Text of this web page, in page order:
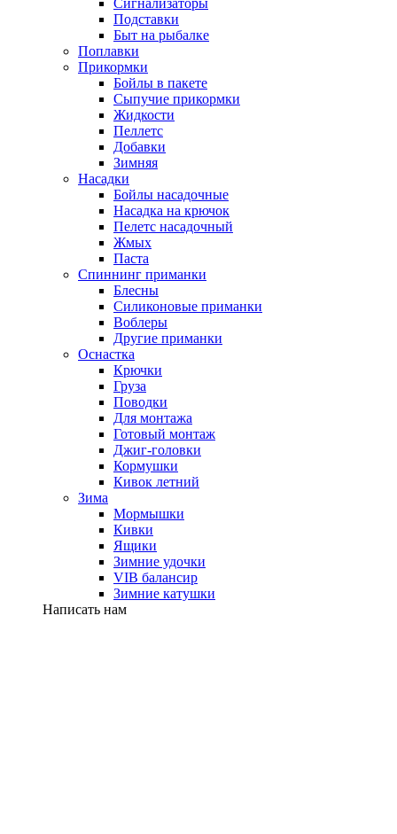
Подставки
Быт на рыбалке
Поплавки
Прикормки
Бойлы в пакете
Сыпучие прикормки
Жидкости
Пеллетс
Добавки
Зимняя
Насадки
Бойлы насадочные
Насадка на крючок
Пелетс насадочный
Жмых
Паста
Спиннинг приманки
Блесны
Силиконовые приманки
Воблеры
Другие приманки
Оснастка
Крючки
Груза
Поводки
Для монтажа
Готовый монтаж
Джиг-головки
Кормушки
Кивок летний
Зима
Мормышки
Кивки
Ящики
Зимние удочки
VIB балансир
Зимние катушки
Написать нам